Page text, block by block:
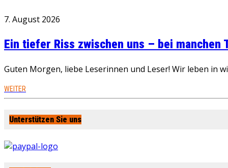
7. August 2026
Ein tiefer Riss zwischen uns – bei
Guten Morgen, liebe Leserinnen und Leser! Wir leben in
WEITER
Unterstützen Sie uns